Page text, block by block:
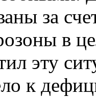
за
в
эту
к